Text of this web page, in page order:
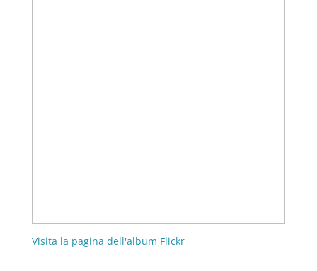
Visita la pagina dell'album Flickr